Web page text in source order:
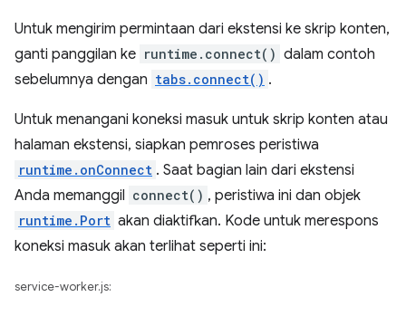
Untuk mengirim permintaan dari ekstensi ke skrip konten,
ganti panggilan ke runtime.connect() dalam contoh
sebelumnya dengan tabs.connect() .
Untuk menangani koneksi masuk untuk skrip konten atau
halaman ekstensi, siapkan pemroses peristiwa
runtime.onConnect . Saat bagian lain dari ekstensi
Anda memanggil connect() , peristiwa ini dan objek
runtime.Port akan diaktifkan. Kode untuk merespons
koneksi masuk akan terlihat seperti ini:
service-worker.js: